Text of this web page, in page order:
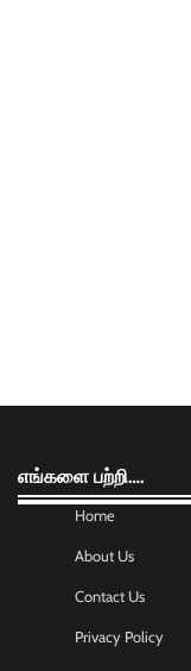
எங்களை பற்றி….
Home
About Us
Contact Us
Privacy Policy